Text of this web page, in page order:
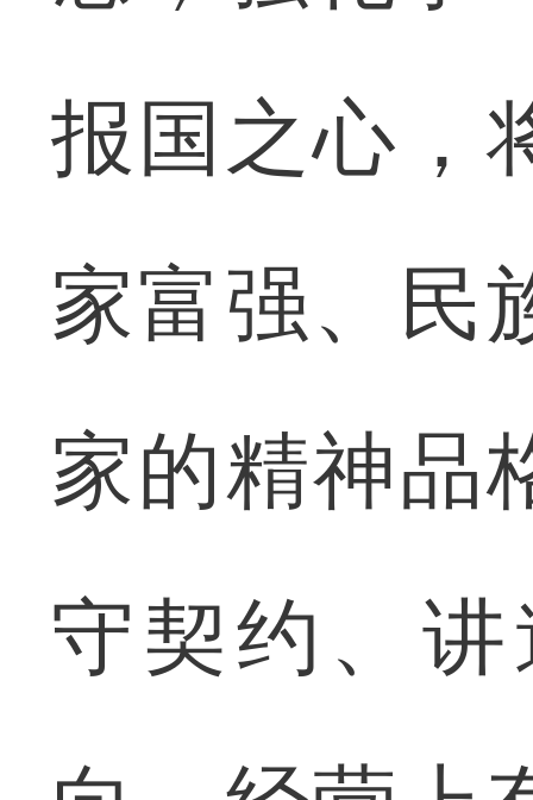
报国之心，
家富强、民
家的精神品
守契约、